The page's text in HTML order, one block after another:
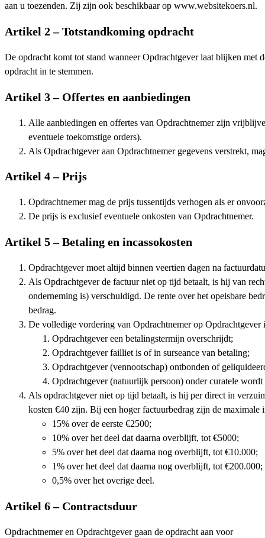
aan u toezenden. Zij zijn ook beschikbaar op www.websitekoers.nl.
Artikel 2 – Totstandkoming opdracht
De opdracht komt tot stand wanneer Opdrachtgever laat blijken met
opdracht in te stemmen.
Artikel 3 – Offertes en aanbiedingen
Alle aanbiedingen en offertes van Opdrachtnemer zijn
eventuele toekomstige orders).
Als Opdrachtgever aan Opdrachtnemer gegevens verstrekt,
Artikel 4 – Prijs
Opdrachtnemer mag de prijs tussentijds verhogen als er
De prijs is exclusief eventuele onkosten van Opdrachtnemer.
Artikel 5 – Betaling en incassokosten
Opdrachtgever moet altijd binnen veertien dagen na
Als Opdrachtgever de factuur niet op tijd betaalt, is hij van
onderneming is) verschuldigd. De rente over het opeisbare
bedrag.
De volledige vordering van Opdrachtnemer op Opdrachtgever
Opdrachtgever een betalingstermijn overschrijdt;
Opdrachtgever failliet is of in surseance van betaling;
Opdrachtgever (vennootschap) ontbonden of
Opdrachtgever (natuurlijk persoon) onder curatele
Als opdrachtgever niet op tijd betaalt, is hij per direct in
kosten €40 zijn. Bij een hoger factuurbedrag zijn de maximale
15% over de eerste €2500;
10% over het deel dat daarna overblijft, tot €5000;
5% over het deel dat daarna nog overblijft, tot €10.000;
1% over het deel dat daarna nog overblijft, tot €200.000;
0,5% over het overige deel.
Artikel 6 – Contractsduur
Opdrachtnemer en Opdrachtgever gaan de opdracht aan voor